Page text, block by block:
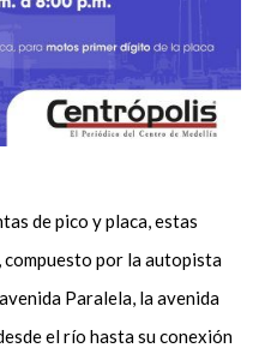
de pico y placa, estas
compuesto por la autopista
Paralela, la avenida
el río hasta su conexión